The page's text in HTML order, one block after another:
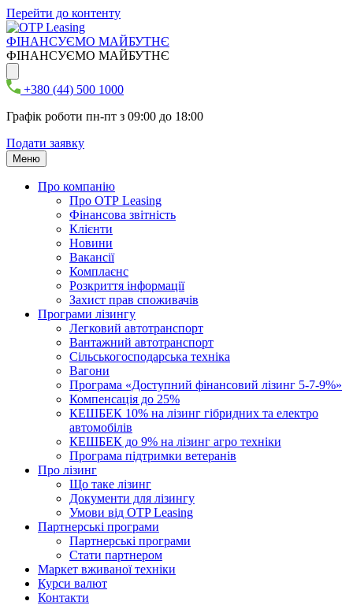
Перейти до контенту
ФІНАНСУЄМО МАЙБУТНЄ
ФІНАНСУЄМО МАЙБУТНЄ
+380 (44) 500 1000
Графік роботи пн-пт з 09:00 до 18:00
Подати заявку
Меню
Про компанію
Про ОТР Leasing
Фінансова звітність
Клієнти
Новини
Вакансії
Комплаєнс
Розкриття інформації
Захист прав споживачів
Програми лізингу
Легковий автотранспорт
Вантажний автотранспорт
Cільськогосподарська техніка
Вагони
Програма «Доступний фінансовий лізинг 5-7-9%»
Компенсація до 25%
КЕШБЕК 10% на лізинг гібридних та електро
автомобілів
КЕШБЕК до 9% на лізинг агро техніки
Програма підтримки ветеранів
Про лізинг
Що таке лізинг
Документи для лізингу
Умови від OTP Leasing
Партнерські програми
Партнерські програми
Стати партнером
Маркет вживаної техніки
Курси валют
Контакти